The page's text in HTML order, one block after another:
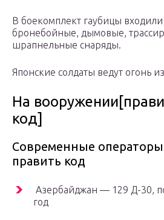
В боекомплект гаубицы
бронебойные, дымовые,
шрапнельные снаряды.
Японские солдаты ведут огонь
На
код]
Современные
править код
Азербайджан — 129 Д-30,
год